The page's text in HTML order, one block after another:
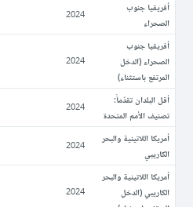
أفريقيا جنوب
الصحراء
2024
أفريقيا جنوب
الصحراء (الدخل
المرتفع باستثناء)
2024
أقل البلدان تقدّماً:
تصنيف الأمم المتحدة
2024
أمريكا اللاتينية والبحر
الكاريبي
2024
أمريكا اللاتينية والبحر
الكاريبي (الدخل
2024